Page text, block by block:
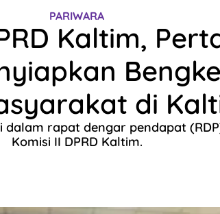
PARIWARA
Kaltim,
di
dalam rapat dengar pendapat
Komisi II DPRD Kaltim.